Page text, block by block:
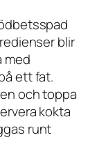
blir
med
ett fat.
och toppa
kokta
runt